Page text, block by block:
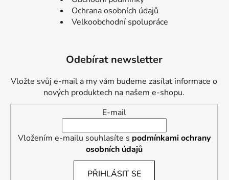
Ochrana osobních údajů
Velkoobchodní spolupráce
Odebírat newsletter
Vložte svůj e-mail a my vám budeme zasílat informace o
nových produktech na našem e-shopu.
E-mail
Vložením e-mailu souhlasíte s podmínkami ochrany
osobních údajů
PŘIHLÁSIT SE